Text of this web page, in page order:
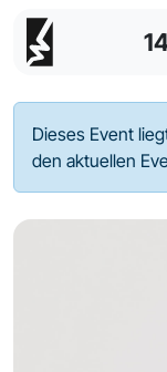
Dieses Event
den aktuellen